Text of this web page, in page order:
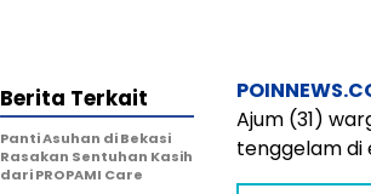
Ajum (31)
tenggelam di
Berita Terkait
Panti Asuhan di Bekasi
Rasakan Sentuhan Kasih
dari PROPAMI Care